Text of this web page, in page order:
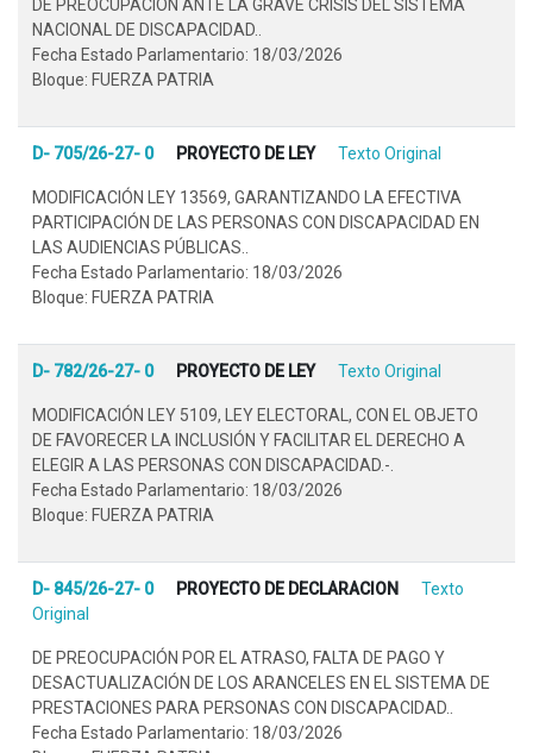
DE PREOCUPACIÓN ANTE LA GRAVE CRISIS DEL SISTEMA
NACIONAL DE DISCAPACIDAD..
Fecha Estado Parlamentario: 18/03/2026
Bloque: FUERZA PATRIA
D- 705/26-27- 0 PROYECTO DE LEY Texto Original
MODIFICACIÓN LEY 13569, GARANTIZANDO LA EFECTIVA
PARTICIPACIÓN DE LAS PERSONAS CON DISCAPACIDAD EN
LAS AUDIENCIAS PÚBLICAS..
Fecha Estado Parlamentario: 18/03/2026
Bloque: FUERZA PATRIA
D- 782/26-27- 0 PROYECTO DE LEY Texto Original
MODIFICACIÓN LEY 5109, LEY ELECTORAL, CON EL OBJETO
DE FAVORECER LA INCLUSIÓN Y FACILITAR EL DERECHO A
ELEGIR A LAS PERSONAS CON DISCAPACIDAD.-.
Fecha Estado Parlamentario: 18/03/2026
Bloque: FUERZA PATRIA
D- 845/26-27- 0 PROYECTO DE DECLARACION
Texto
Original
DE PREOCUPACIÓN POR EL ATRASO, FALTA DE PAGO Y
DESACTUALIZACIÓN DE LOS ARANCELES EN EL SISTEMA DE
PRESTACIONES PARA PERSONAS CON DISCAPACIDAD..
Fecha Estado Parlamentario: 18/03/2026